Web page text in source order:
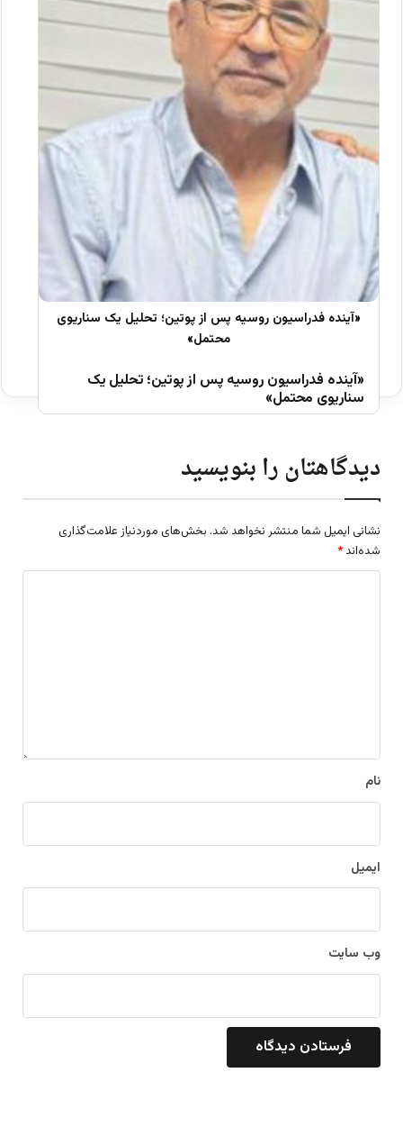
«آینده فدراسیون روسیه پس از پوتین؛ تحلیل یک
سناریوی محتمل»
دیدگاهتان را بنویسید
نشانی ایمیل شما منتشر نخواهد شد. بخش‌های موردنیاز علامت‌گذاری
شده‌اند *
نام
ایمیل
وب‌ سایت